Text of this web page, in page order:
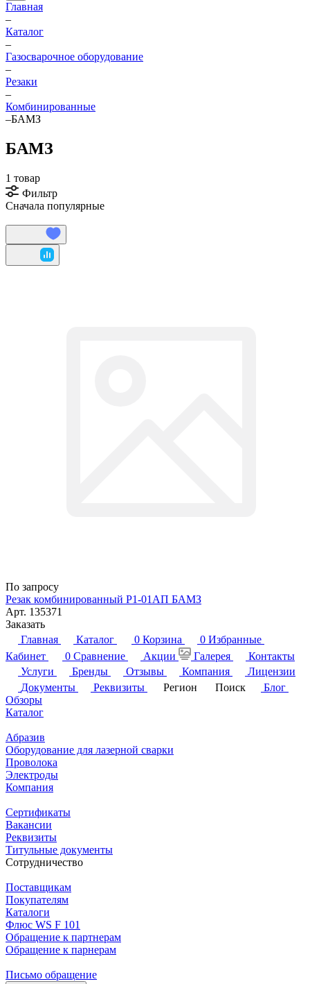
Главная
–
Каталог
–
Газосварочное оборудование
–
Резаки
–
Комбинированные
–БАМЗ
БАМЗ
1 товар
Фильтр
Сначала популярные
По запросу
Резак комбинированный Р1-01АП БАМЗ
Арт. 135371
Заказать
Главная
Каталог 0 Корзина 0 Избранные
Кабинет
0 Сравнение Акции Галерея
Контакты
Услуги
Бренды Отзывы Компания
Лицензии
Документы
Реквизиты Регион Поиск
Блог
Обзоры
Каталог
Абразив
Оборудование для лазерной сварки
Проволока
Электроды
Компания
Сертификаты
Вакансии
Реквизиты
Титульные документы
Сотрудничество
Поставщикам
Покупателям
Каталоги
Флюс WS F 101
Обращение к партнерам
Обращение к парнерам
Письмо обращение